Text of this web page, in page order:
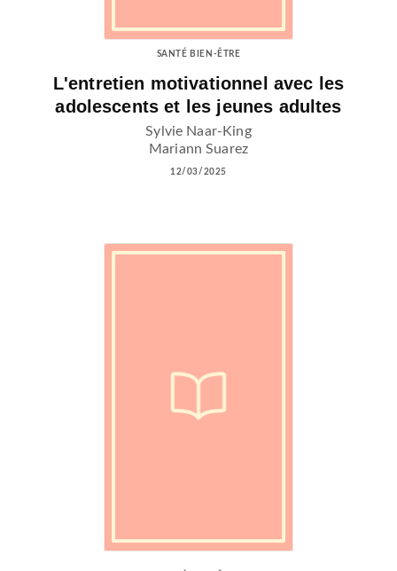
SANTÉ BIEN-ÊTRE
L'entretien motivationnel avec les
adolescents et les jeunes adultes
Sylvie Naar-King
Mariann Suarez
12/03/2025